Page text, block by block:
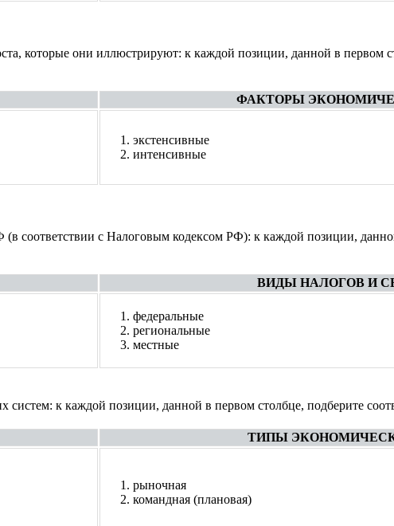
которые они иллюстрируют: к каждой позиции, данной в первом
ФАКТОРЫ
экстенсивные
интенсивные
соответствии с Налоговым кодексом РФ): к каждой позиции,
ВИДЫ НАЛОГОВ И
федеральные
региональные
местные
систем: к каждой позиции, данной в первом столбце, подберите
ТИПЫ
рыночная
командная (плановая)